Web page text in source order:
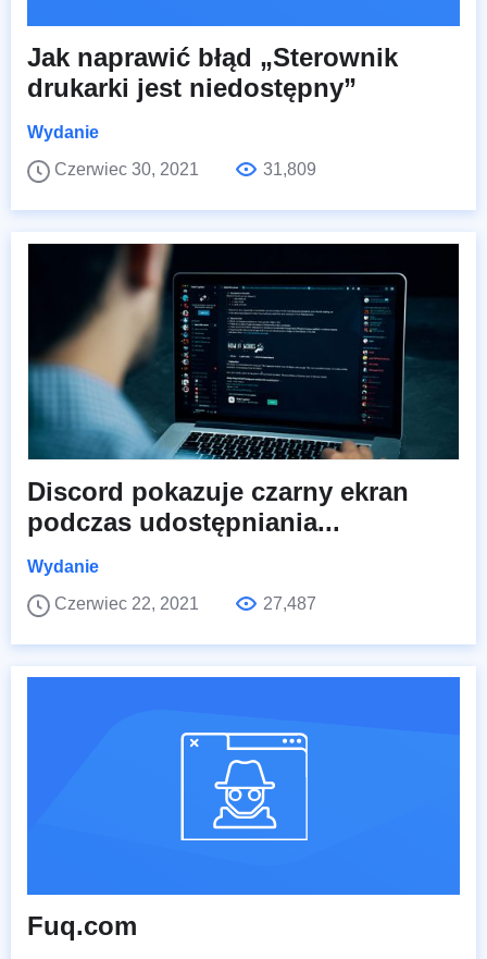
Jak naprawić błąd „Sterownik
drukarki jest niedostępny”
Wydanie
Czerwiec 30, 2021
31,809
Discord pokazuje czarny ekran
podczas udostępniania...
Wydanie
Czerwiec 22, 2021
27,487
Fuq.com